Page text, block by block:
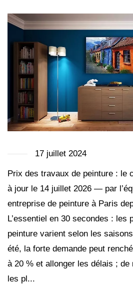
17 juillet 2024
Prix des travaux de peinture : le
à jour le 14 juillet 2026 — par
entreprise de peinture à Paris
L’essentiel en 30 secondes : les
peinture varient selon les
été, la forte demande peut
à 20 % et allonger les délais ; de
les pl...